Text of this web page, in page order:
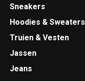
Sneakers
Hoodies & Sweaters
Truien & Vesten
Jassen
Jeans